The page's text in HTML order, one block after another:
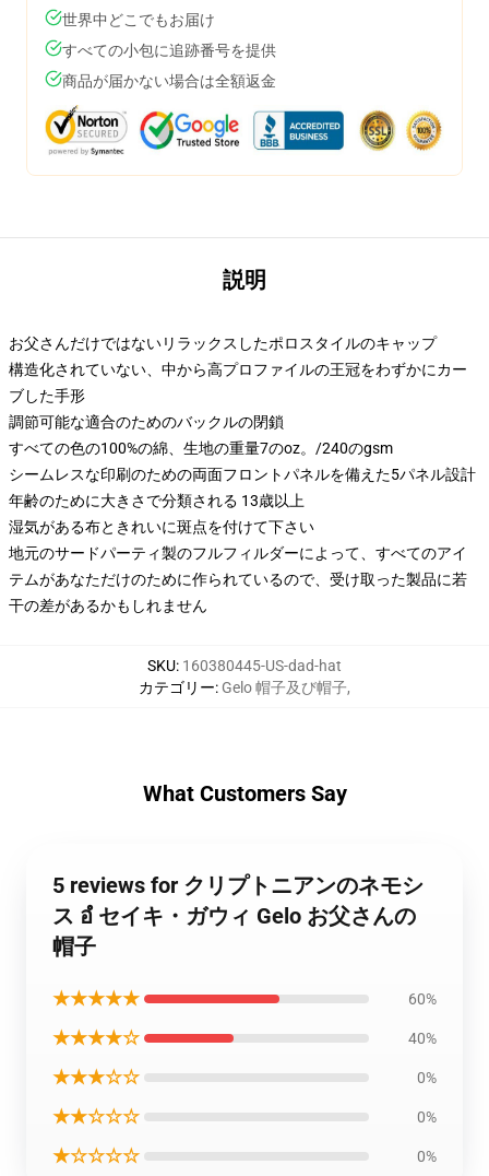
世界中どこでもお届け
すべての小包に追跡番号を提供
商品が届かない場合は全額返金
説明
お父さんだけではないリラックスしたポロスタイルのキャップ
構造化されていない、中から高プロファイルの王冠をわずかにカー
ブした手形
調節可能な適合のためのバックルの閉鎖
すべての色の100%の綿、生地の重量7のoz。/240のgsm
シームレスな印刷のための両面フロントパネルを備えた5パネル設計
年齢のために大きさで分類される 13歳以上
湿気がある布ときれいに斑点を付けて下さい
地元のサードパーティ製のフルフィルダーによって、すべてのアイ
テムがあなただけのために作られているので、受け取った製品に若
干の差があるかもしれません
SKU: 160380445-US-dad-hat
カテゴリー: Gelo 帽子及び帽子,
What Customers Say
5 reviews for クリプトニアンのネモシ
ス อํ セイキ・ガウィ Gelo お父さんの
帽子
★★★★★ 60%
★★★★☆ 40%
★★★☆☆ 0%
★★☆☆☆ 0%
★☆☆☆☆ 0%